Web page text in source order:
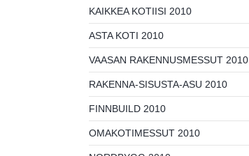
KAIKKEA KOTIISI 2010
ASTA KOTI 2010
VAASAN RAKENNUSMESSUT 2010
RAKENNA-SISUSTA-ASU 2010
FINNBUILD 2010
OMAKOTIMESSUT 2010